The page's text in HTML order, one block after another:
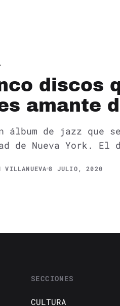
discos
amante
álbum de jazz que
de Nueva York.
8 JULIO, 2020
SECCIONES
CULTURA